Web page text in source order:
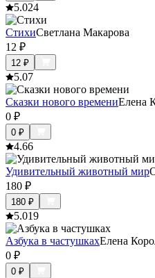
5.024
СтихиСветлана Макарова
12 ₽
12 ₽
5.07
Сказки нового времениЕлена
0 ₽
0 ₽
4.66
Удивительный животный мир
180 ₽
180 ₽
5.019
Азбука в частушкахЕлена
0 ₽
0 ₽